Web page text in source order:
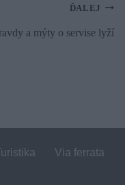
ĎALEJ
a mýty o servise lyží
Via ferrata